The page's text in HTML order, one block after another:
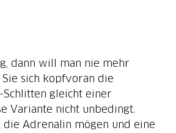
dann will man nie mehr
sich kopfvoran die
gleicht einer
Variante nicht unbedingt.
die Adrenalin mögen und eine